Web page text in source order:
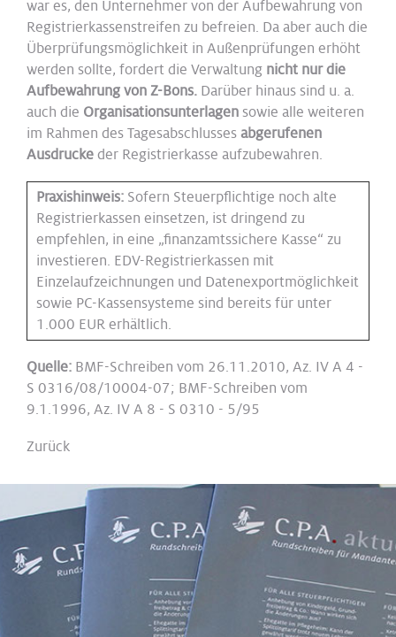
war es, den Unternehmer von der Aufbewahrung von
Registrierkassenstreifen zu befreien. Da aber auch die
Überprüfungsmöglichkeit in Außenprüfungen erhöht
werden sollte, fordert die Verwaltung nicht nur die
Aufbewahrung von Z-Bons. Darüber hinaus sind u. a.
auch die Organisationsunterlagen sowie alle weiteren
im Rahmen des Tagesabschlusses abgerufenen
Ausdrucke der Registrierkasse aufzubewahren.
Praxishinweis: Sofern Steuerpflichtige noch alte
Registrierkassen einsetzen, ist dringend zu
empfehlen, in eine „finanzamtssichere Kasse“ zu
investieren. EDV-Registrierkassen mit
Einzelaufzeichnungen und Datenexportmöglichkeit
sowie PC-Kassensysteme sind bereits für unter
1.000 EUR erhältlich.
Quelle: BMF-Schreiben vom 26.11.2010, Az. IV A 4 -
S 0316/08/10004-07; BMF-Schreiben vom
9.1.1996, Az. IV A 8 - S 0310 - 5/95
Zurück